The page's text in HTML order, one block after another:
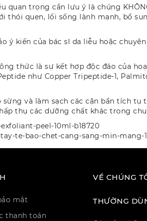
trọng cần lưu ý là chúng
thói quen, lối sống lành mạnh, bổ
kiến ​​của bác sĩ da liễu hoặc
thức là sự kết hợp độc đáo của
như Copper Tripeptide-1,
và làm sạch các cặn bẩn tích
thụ các dưỡng chất khác trong
peel-10ml-b18720
te-bao-chet-cang-sang-min-mang-
mật
thanh toán
VỀ CHÚNG
THƯỜNG